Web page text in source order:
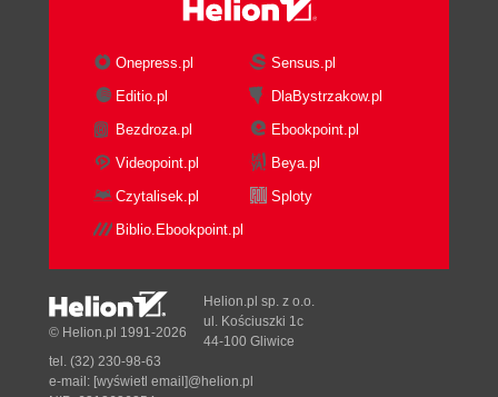
Onepress.pl
Sensus.pl
Editio.pl
DlaBystrzakow.pl
Bezdroza.pl
Ebookpoint.pl
Videopoint.pl
Beya.pl
Czytalisek.pl
Sploty
Biblio.Ebookpoint.pl
© Helion.pl 1991-2026
Helion.pl sp. z o.o.
ul. Kościuszki 1c
44-100 Gliwice
tel. (32) 230-98-63
e-mail: [wyświetl email]@helion.pl